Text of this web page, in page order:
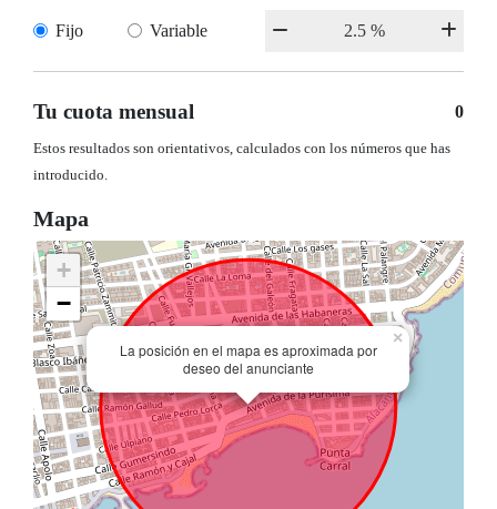
Fijo Variable
Tu cuota mensual 0
Estos resultados son orientativos, calculados con los números que has
introducido.
Mapa
La posición en el mapa es aproximada por
deseo del anunciante
×
+
−